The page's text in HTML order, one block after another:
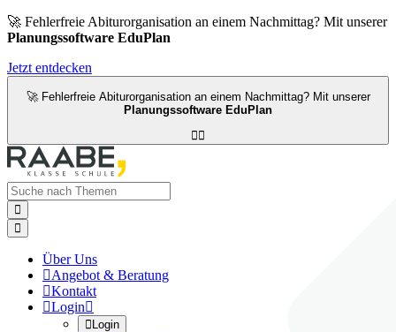
🚀 Fehlerfreie Abiturorganisation an einem Nachmittag? Mit unserer
Planungssoftware EduPlan
Jetzt entdecken
🚀 Fehlerfreie Abiturorganisation an einem Nachmittag? Mit unserer
Planungssoftware EduPlan



Über Uns
Angebot & Beratung
Kontakt
Login
Login